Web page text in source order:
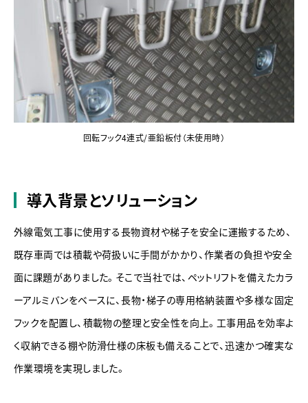
回転フック4連式/亜鉛板付（未使用時）
導入背景とソリューション
外線電気工事に使用する長物資材や梯子を安全に運搬するため、
既存車両では積載や荷扱いに手間がかかり、作業者の負担や安全
面に課題がありました。そこで当社では、ペットリフトを備えたカラ
ーアルミバンをベースに、長物・梯子の専用格納装置や多様な固定
フックを配置し、積載物の整理と安全性を向上。工事用品を効率よ
く収納できる棚や防滑仕様の床板も備えることで、迅速かつ確実な
作業環境を実現しました。